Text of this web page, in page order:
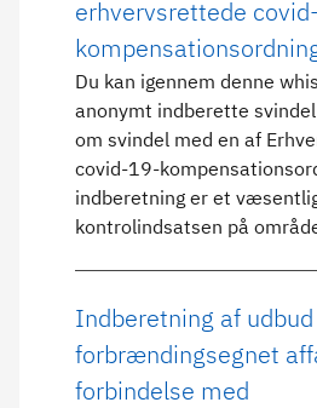
erhvervsrettede
Du kan igennem denne
anonymt indberette
om svindel med en af
covid-19-
indberetning er et
kontrolindsatsen på
Indberetning af
forbrændingsegnet
forbindelse med